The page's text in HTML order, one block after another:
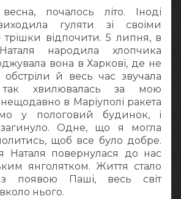
почалось літо. Іноді
гуляти зі своїми
відпочити. 5 липня, в
народила хлопчика
вона в Харкові, де не
й весь час звучала
хвилювалась за мою
в Маріуполі ракета
у пологовий будинок, і
загинуло. Одне, що я могла
щоб все було добре.
Наталя повернулася до нас
янголятком. Життя стало
з появою Паші, весь світ
нього.